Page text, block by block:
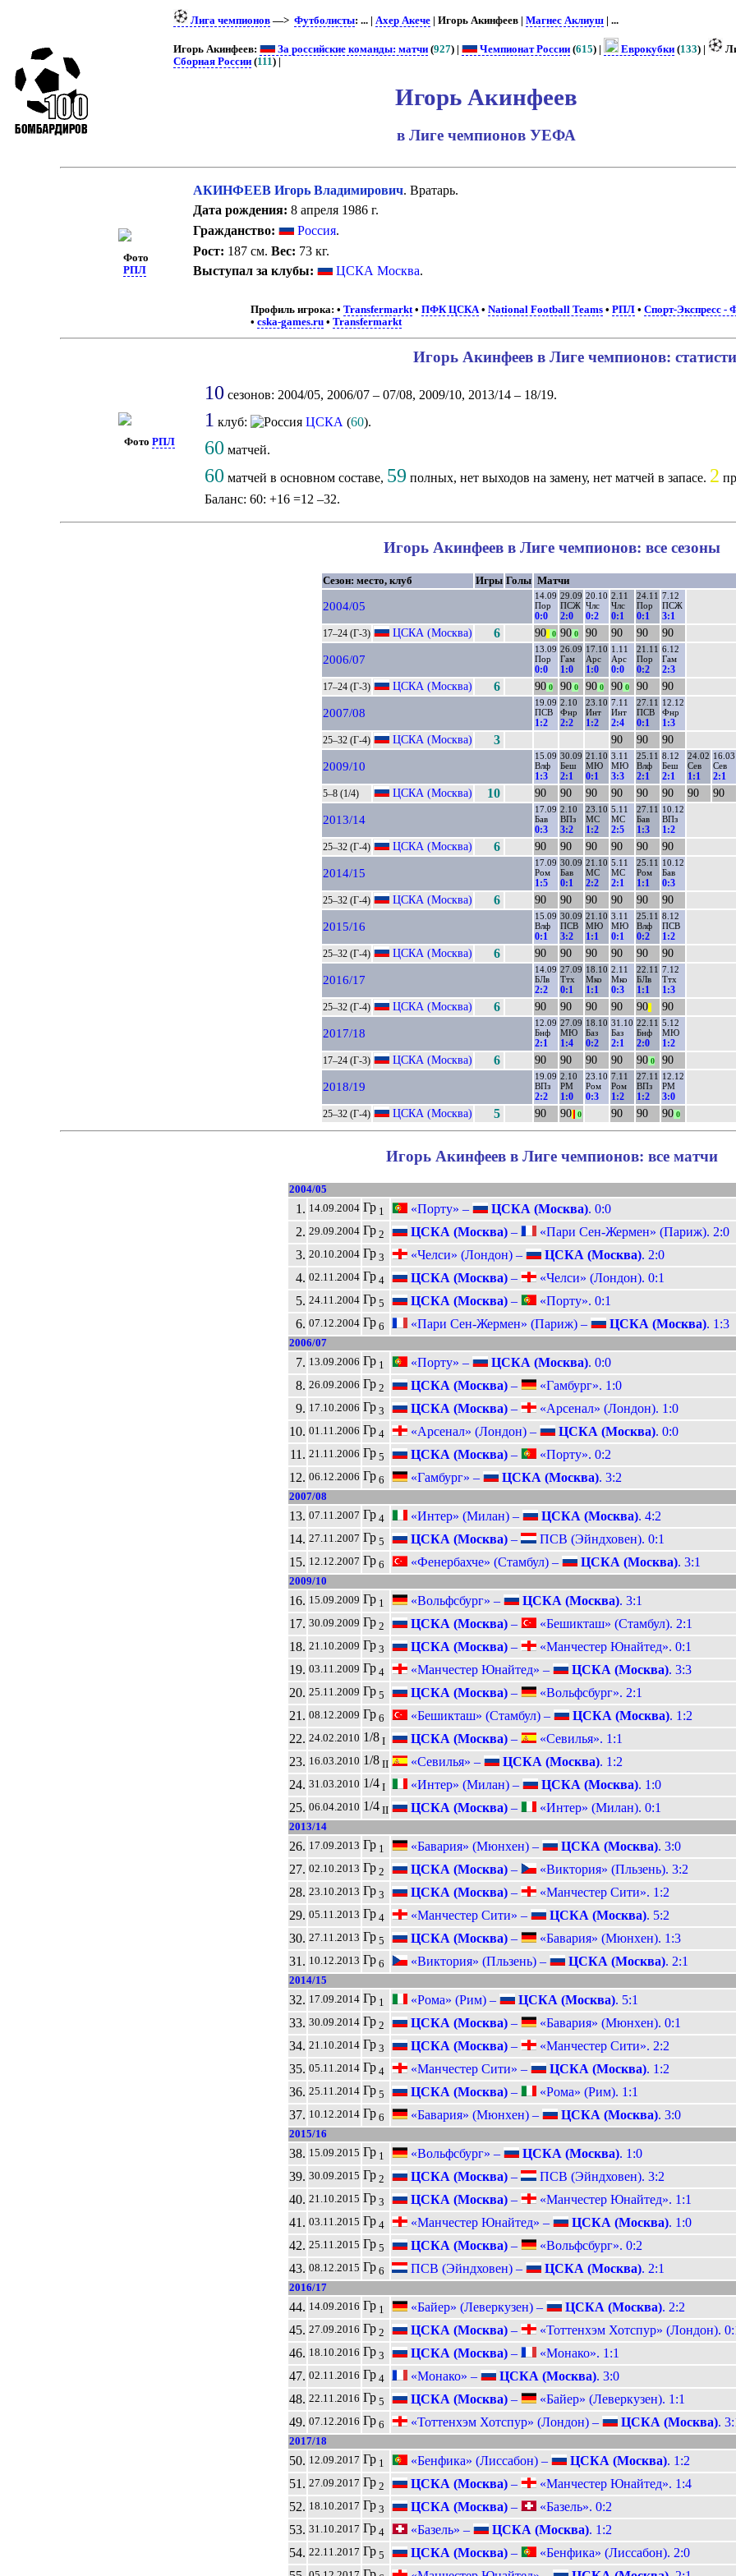
Лига чемпионов —>Футболисты: ... |Ахер Акече | Игорь Акинфеев |Магнес Аклиуш | ...
Игорь Акинфеев: За российские команды: матчи (927) | Чемпионат России (615) | Еврокубки (133) |
Сборная России (111) |
Игорь Акинфеев
в Лиге чемпионов УЕФА
Фото
РПЛ
АКИНФЕЕВ Игорь Владимирович. Вратарь.
Дата рождения: 8 апреля 1986 г.
Гражданство:
Россия.
Рост: 187 см. Вес: 73 кг.
Выступал за клубы:
ЦСКА Москва.
Профиль игрока: • Transfermarkt• ПФК ЦСКА• National Football Teams• РПЛ• Спорт-Экспресс -
• cska-games.ru• Transfermarkt
ФотоРПЛ
Игорь Акинфеев в Лиге чемпионов:
10 сезонов: 2004/05, 2006/07 – 07/08, 2009/10, 2013/14 – 18/19.
1 клуб: ЦСКА (60).
60 матчей.
60 матчей в основном составе, 59 полных, нет выходов на замену, нет матчей в запасе. 2
Баланс: 60: +16 =12 –32.
Игорь Акинфеев в Лиге чемпионов: все сезоны
Сезон: место, клуб Игры Голы Матчи
2004/05
14.09
Пор
0:0
29.09
ПСЖ
2:0
20.10
Члс
0:2
2.11
Члс
0:1
24.11
Пор
0:1
7.12
ПСЖ
3:1
17–24 (Г-3) ЦСКА (Москва) 6 90 0 90 0 90 90 90 90
2006/07
13.09
Пор
0:0
26.09
Гам
1:0
17.10
Арс
1:0
1.11
Арс
0:0
21.11
Пор
0:2
6.12
Гам
2:3
17–24 (Г-3) ЦСКА (Москва) 6 90 0 90 0 90 0 90 0 90 90
2007/08
19.09
ПСВ
1:2
2.10
Фнр
2:2
23.10
Инт
1:2
7.11
Инт
2:4
27.11
ПСВ
0:1
12.12
Фнр
1:3
25–32 (Г-4) ЦСКА (Москва) 3 90 90 90
2009/10
15.09
Влф
1:3
30.09
Беш
2:1
21.10
МЮ
0:1
3.11
МЮ
3:3
25.11
Влф
2:1
8.12
Беш
2:1
24.02
Сев
1:1
16.03
Сев
2:1
5–8 (1/4) ЦСКА (Москва) 10 90 90 90 90 90 90 90 90
2013/14
17.09
Бав
0:3
2.10
ВПз
3:2
23.10
МС
1:2
5.11
МС
2:5
27.11
Бав
1:3
10.12
ВПз
1:2
25–32 (Г-4) ЦСКА (Москва) 6 90 90 90 90 90 90
2014/15
17.09
Ром
1:5
30.09
Бав
0:1
21.10
МС
2:2
5.11
МС
2:1
25.11
Ром
1:1
10.12
Бав
0:3
25–32 (Г-4) ЦСКА (Москва) 6 90 90 90 90 90 90
2015/16
15.09
Влф
0:1
30.09
ПСВ
3:2
21.10
МЮ
1:1
3.11
МЮ
0:1
25.11
Влф
0:2
8.12
ПСВ
1:2
25–32 (Г-4) ЦСКА (Москва) 6 90 90 90 90 90 90
2016/17
14.09
БЛв
2:2
27.09
Ттх
0:1
18.10
Мко
1:1
2.11
Мко
0:3
22.11
БЛв
1:1
7.12
Ттх
1:3
25–32 (Г-4) ЦСКА (Москва) 6 90 90 90 90 90 90
2017/18
12.09
Бнф
2:1
27.09
МЮ
1:4
18.10
Баз
0:2
31.10
Баз
2:1
22.11
Бнф
2:0
5.12
МЮ
1:2
17–24 (Г-3) ЦСКА (Москва) 6 90 90 90 90 90 0 90
2018/19
19.09
ВПз
2:2
2.10
РМ
1:0
23.10
Ром
0:3
7.11
Ром
1:2
27.11
ВПз
1:2
12.12
РМ
3:0
25–32 (Г-4) ЦСКА (Москва) 5 90 90 0 90 90 90 0
Игорь Акинфеев в Лиге чемпионов: все матчи
2004/05
1. 14.09.2004 Гр 1 «Порту» – ЦСКА (Москва). 0:0
2. 29.09.2004 Гр 2 ЦСКА (Москва) – «Пари Сен-Жермен» (Париж). 2:0
3. 20.10.2004 Гр 3 «Челси» (Лондон) – ЦСКА (Москва). 2:0
4. 02.11.2004 Гр 4 ЦСКА (Москва) – «Челси» (Лондон). 0:1
5. 24.11.2004 Гр 5 ЦСКА (Москва) – «Порту». 0:1
6. 07.12.2004 Гр 6 «Пари Сен-Жермен» (Париж) – ЦСКА (Москва). 1:3
2006/07
7. 13.09.2006 Гр 1 «Порту» – ЦСКА (Москва). 0:0
8. 26.09.2006 Гр 2 ЦСКА (Москва) – «Гамбург». 1:0
9. 17.10.2006 Гр 3 ЦСКА (Москва) – «Арсенал» (Лондон). 1:0
10. 01.11.2006 Гр 4 «Арсенал» (Лондон) – ЦСКА (Москва). 0:0
11. 21.11.2006 Гр 5 ЦСКА (Москва) – «Порту». 0:2
12. 06.12.2006 Гр 6 «Гамбург» – ЦСКА (Москва). 3:2
2007/08
13. 07.11.2007 Гр 4 «Интер» (Милан) – ЦСКА (Москва). 4:2
14. 27.11.2007 Гр 5 ЦСКА (Москва) – ПСВ (Эйндховен). 0:1
15. 12.12.2007 Гр 6 «Фенербахче» (Стамбул) – ЦСКА (Москва). 3:1
2009/10
16. 15.09.2009 Гр 1 «Вольфсбург» – ЦСКА (Москва). 3:1
17. 30.09.2009 Гр 2 ЦСКА (Москва) – «Бешикташ» (Стамбул). 2:1
18. 21.10.2009 Гр 3 ЦСКА (Москва) – «Манчестер Юнайтед». 0:1
19. 03.11.2009 Гр 4 «Манчестер Юнайтед» – ЦСКА (Москва). 3:3
20. 25.11.2009 Гр 5 ЦСКА (Москва) – «Вольфсбург». 2:1
21. 08.12.2009 Гр 6 «Бешикташ» (Стамбул) – ЦСКА (Москва). 1:2
22. 24.02.2010 1/8 I ЦСКА (Москва) – «Севилья». 1:1
23. 16.03.2010 1/8 II «Севилья» – ЦСКА (Москва). 1:2
24. 31.03.2010 1/4 I «Интер» (Милан) – ЦСКА (Москва). 1:0
25. 06.04.2010 1/4 II ЦСКА (Москва) – «Интер» (Милан). 0:1
2013/14
26. 17.09.2013 Гр 1 «Бавария» (Мюнхен) – ЦСКА (Москва). 3:0
27. 02.10.2013 Гр 2 ЦСКА (Москва) – «Виктория» (Пльзень). 3:2
28. 23.10.2013 Гр 3 ЦСКА (Москва) – «Манчестер Сити». 1:2
29. 05.11.2013 Гр 4 «Манчестер Сити» – ЦСКА (Москва). 5:2
30. 27.11.2013 Гр 5 ЦСКА (Москва) – «Бавария» (Мюнхен). 1:3
31. 10.12.2013 Гр 6 «Виктория» (Пльзень) – ЦСКА (Москва). 2:1
2014/15
32. 17.09.2014 Гр 1 «Рома» (Рим) – ЦСКА (Москва). 5:1
33. 30.09.2014 Гр 2 ЦСКА (Москва) – «Бавария» (Мюнхен). 0:1
34. 21.10.2014 Гр 3 ЦСКА (Москва) – «Манчестер Сити». 2:2
35. 05.11.2014 Гр 4 «Манчестер Сити» – ЦСКА (Москва). 1:2
36. 25.11.2014 Гр 5 ЦСКА (Москва) – «Рома» (Рим). 1:1
37. 10.12.2014 Гр 6 «Бавария» (Мюнхен) – ЦСКА (Москва). 3:0
2015/16
38. 15.09.2015 Гр 1 «Вольфсбург» – ЦСКА (Москва). 1:0
39. 30.09.2015 Гр 2 ЦСКА (Москва) – ПСВ (Эйндховен). 3:2
40. 21.10.2015 Гр 3 ЦСКА (Москва) – «Манчестер Юнайтед». 1:1
41. 03.11.2015 Гр 4 «Манчестер Юнайтед» – ЦСКА (Москва). 1:0
42. 25.11.2015 Гр 5 ЦСКА (Москва) – «Вольфсбург». 0:2
43. 08.12.2015 Гр 6 ПСВ (Эйндховен) – ЦСКА (Москва). 2:1
2016/17
44. 14.09.2016 Гр 1 «Байер» (Леверкузен) – ЦСКА (Москва). 2:2
45. 27.09.2016 Гр 2 ЦСКА (Москва) – «Тоттенхэм Хотспур» (Лондон).
46. 18.10.2016 Гр 3 ЦСКА (Москва) – «Монако». 1:1
47. 02.11.2016 Гр 4 «Монако» – ЦСКА (Москва). 3:0
48. 22.11.2016 Гр 5 ЦСКА (Москва) – «Байер» (Леверкузен). 1:1
49. 07.12.2016 Гр 6 «Тоттенхэм Хотспур» (Лондон) – ЦСКА (Москва).
2017/18
50. 12.09.2017 Гр 1 «Бенфика» (Лиссабон) – ЦСКА (Москва). 1:2
51. 27.09.2017 Гр 2 ЦСКА (Москва) – «Манчестер Юнайтед». 1:4
52. 18.10.2017 Гр 3 ЦСКА (Москва) – «Базель». 0:2
53. 31.10.2017 Гр 4 «Базель» – ЦСКА (Москва). 1:2
54. 22.11.2017 Гр 5 ЦСКА (Москва) – «Бенфика» (Лиссабон). 2:0